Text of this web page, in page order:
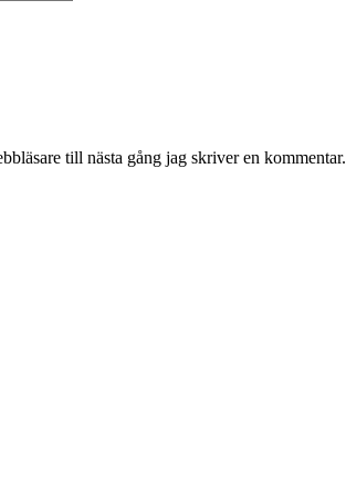
till nästa gång jag skriver en kommentar.